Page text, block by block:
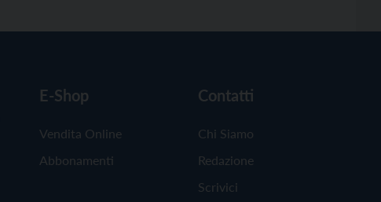
E-Shop
Vendita Online
Abbonamenti
Contatti
Chi Siamo
Redazione
Scrivici